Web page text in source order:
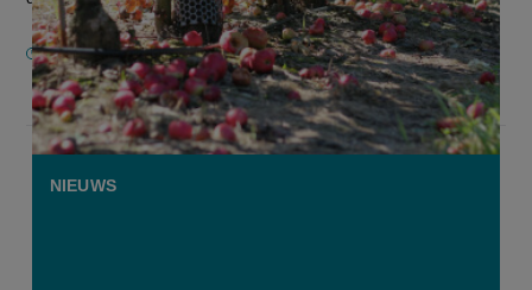
26 MEI 2026
NIEUWS